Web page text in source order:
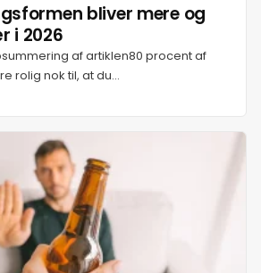
bliver mere og
i 2026
af artiklen80 procent af
rolig nok til, at du...